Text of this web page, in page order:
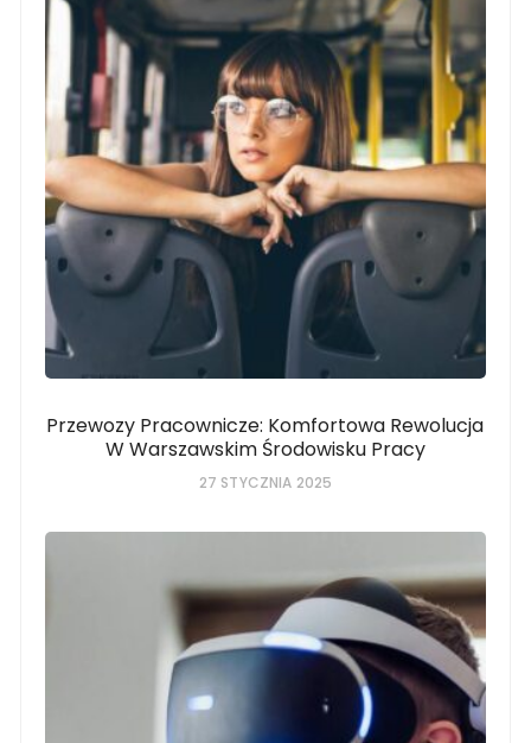
Przewozy Pracownicze: Komfortowa Rewolucja
W Warszawskim Środowisku Pracy
27 STYCZNIA 2025